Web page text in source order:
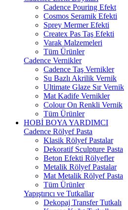
Cadence Pouring Efekt
Cosmos Seramik Efekti
Sprey Mermer Efekti
Createx Pas Taş Efekti
Varak Malzemeleri
Tüm Ürünler
Cadence Vernikler
Cadence Taş Vernikler
Su Bazlı Akrilik Vernik
Ultimate Glaze Sır Vernik
Mat Kadife Vernikler
Colour On Renkli Vernik
Tüm Ürünler
HOBİ BOYA YARDIMCI
Cadence Rölyef Pasta
Klasik Rölyef Pastalar
Dekoratif Sculpture Pasta
Beton Efekti Rölyefler
Metalik Rölyef Pastalar
Mat Metalik Rölyef Pasta
Tüm Ürünler
Yapıştırıcı ve Tutkallar
Dekopaj Transfer Tutkalı